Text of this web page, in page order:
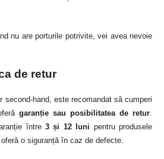
nu are porturile potrivite, vei avea nevoie
de retur
second-hand, este recomandat să cumperi
garanție sau posibilitatea de retur.
între 3 și 12 luni pentru produsele
o siguranță în caz de defecte.